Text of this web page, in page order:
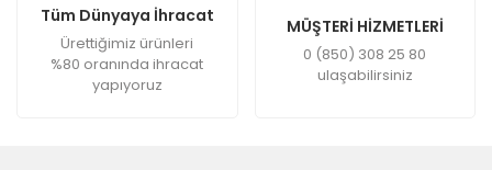
Tüm Dünyaya İhracat
Ürettiğimiz ürünleri
%80 oranında ihracat
yapıyoruz
MÜŞTERİ HİZMETLERİ
0 (850) 308 25 80
ulaşabilirsiniz